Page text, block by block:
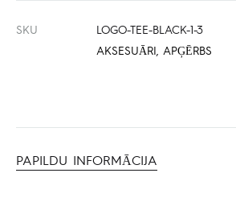
SKU
LOGO-TEE-BLACK-1-3
AKSESUĀRI APĢĒRBS
PAPILDU INFORMĀCIJA